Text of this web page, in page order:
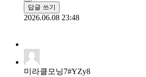
답글 쓰기
2026.06.08 23:48
미라클모닝7#YZy8